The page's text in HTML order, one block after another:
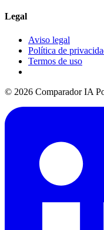
Legal
Aviso legal
Política de
Termos de uso
© 2026 Comparador IA